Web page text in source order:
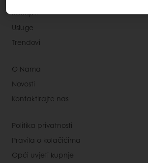
Recepti
Usluge
Trendovi
O Nama
Novosti
Kontaktirajte nas
Politika privatnosti
Pravila o kolačićima
Opći uvjeti kupnje